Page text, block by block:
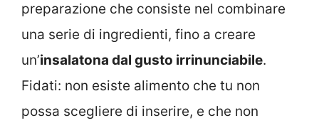
preparazione che consiste nel combinare
una serie di ingredienti, fino a creare
un’insalatona dal gusto irrinunciabile.
Fidati: non esiste alimento che tu non
possa scegliere di inserire, e che non